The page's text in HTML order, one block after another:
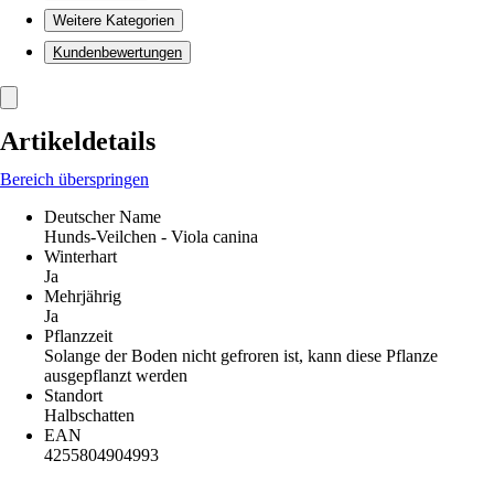
Weitere Kategorien
Kundenbewertungen
Artikeldetails
Bereich überspringen
Deutscher Name
Hunds-Veilchen - Viola canina
Winterhart
Ja
Mehrjährig
Ja
Pflanzzeit
Solange der Boden nicht gefroren ist, kann diese Pflanze
ausgepflanzt werden
Standort
Halbschatten
EAN
4255804904993